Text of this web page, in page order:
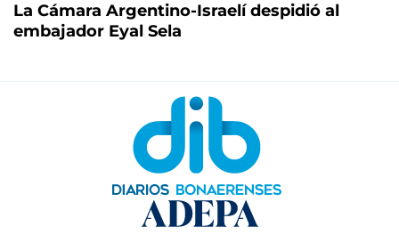
La Cámara Argentino-Israelí despidió al
embajador Eyal Sela